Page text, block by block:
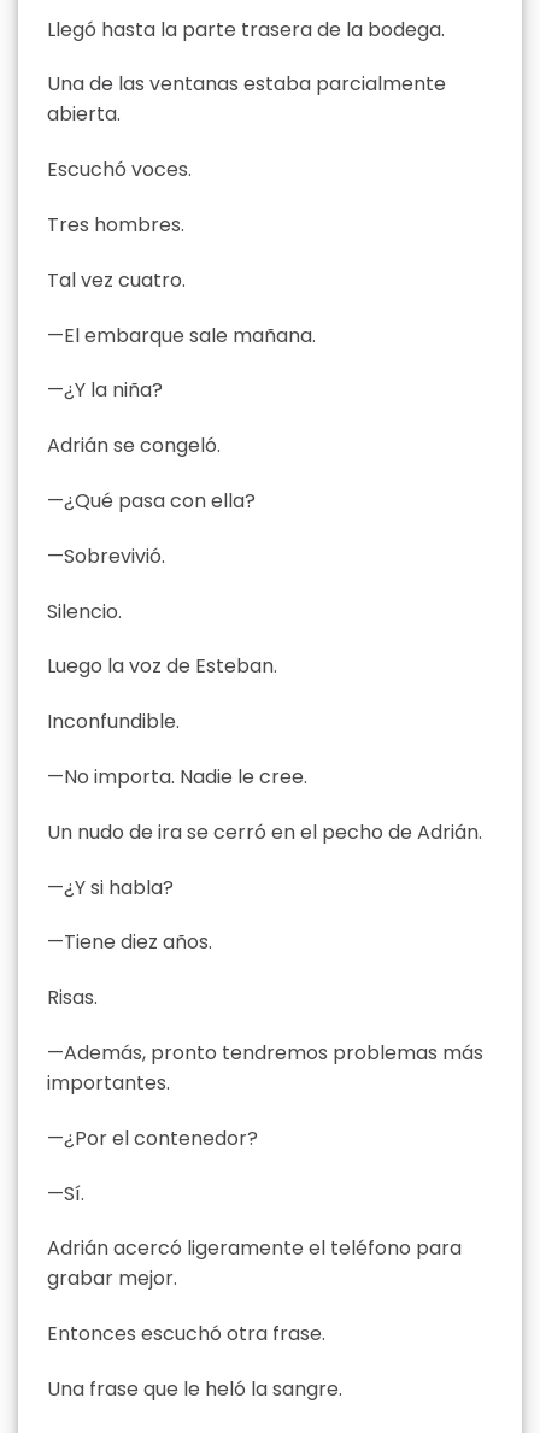
Llegó hasta la parte trasera de la bodega.
Una de las ventanas estaba parcialmente
abierta.
Escuchó voces.
Tres hombres.
Tal vez cuatro.
—El embarque sale mañana.
—¿Y la niña?
Adrián se congeló.
—¿Qué pasa con ella?
—Sobrevivió.
Silencio.
Luego la voz de Esteban.
Inconfundible.
—No importa. Nadie le cree.
Un nudo de ira se cerró en el pecho de Adrián.
—¿Y si habla?
—Tiene diez años.
Risas.
—Además, pronto tendremos problemas más
importantes.
—¿Por el contenedor?
—Sí.
Adrián acercó ligeramente el teléfono para
grabar mejor.
Entonces escuchó otra frase.
Una frase que le heló la sangre.